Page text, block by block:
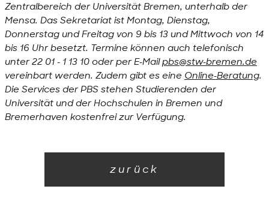
Zentralbereich der Universität Bremen, unterhalb der
Mensa. Das Sekretariat ist Montag, Dienstag,
Donnerstag und Freitag von 9 bis 13 und Mittwoch von 14
bis 16 Uhr besetzt. Termine können auch telefonisch
unter 22 01 - 1 13 10 oder per E-Mailpbs@stw-bremen.de
vereinbart werden. Zudem gibt es eine Online-Beratung.
Die Services der PBS stehen Studierenden der
Universität und der Hochschulen in Bremen und
Bremerhaven kostenfrei zur Verfügung.
zurück